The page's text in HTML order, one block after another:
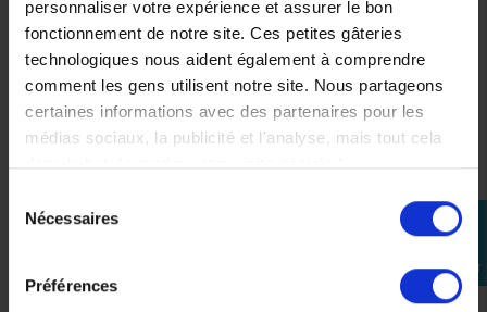
personnaliser votre expérience et assurer le bon
fonctionnement de notre site. Ces petites gâteries
technologiques nous aident également à comprendre
comment les gens utilisent notre site. Nous partageons
certaines informations avec des partenaires pour les
médias sociaux, la publicité et l'analyse, mais tout cela
dans le but de rendre votre visite géniale !
Nécessaires
Préférences
perm_identity
connecter